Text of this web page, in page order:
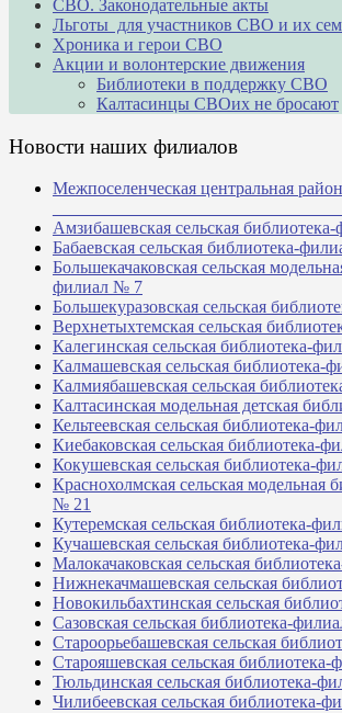
СВО. Законодательные акты
Льготы для участников СВО и их
Хроника и герои СВО
Акции и волонтерские движения
Библиотеки в поддержку СВО
Калтасинцы СВОих не бросают
Новости наших филиалов
Межпоселенческая центральная
Амзибашевская сельская
Бабаевская сельская библиотека-
Большекачаковская сельская
филиал № 7
Большекуразовская сельская
Верхнетыхтемская сельская
Калегинская сельская библиотека-
Калмашевская сельская библиотека-
Калмиябашевская сельская
Калтасинская модельная детская
Кельтеевская сельская библиотека-
Киебаковская сельская библиотека-
Кокушевская сельская библиотека-
Краснохолмская сельская модельная
№ 21
Кутеремская сельская библиотека-
Кучашевская сельская библиотека-
Малокачаковская сельская
Нижнекачмашевская сельская
Новокильбахтинская сельская
Сазовская сельская библиотека-
Староорьебашевская сельская
Старояшевская сельская
Тюльдинская сельская библиотека-
Чилибеевская сельская библиотека-